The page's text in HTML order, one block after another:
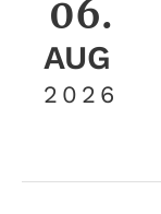
06.
AUG
2026